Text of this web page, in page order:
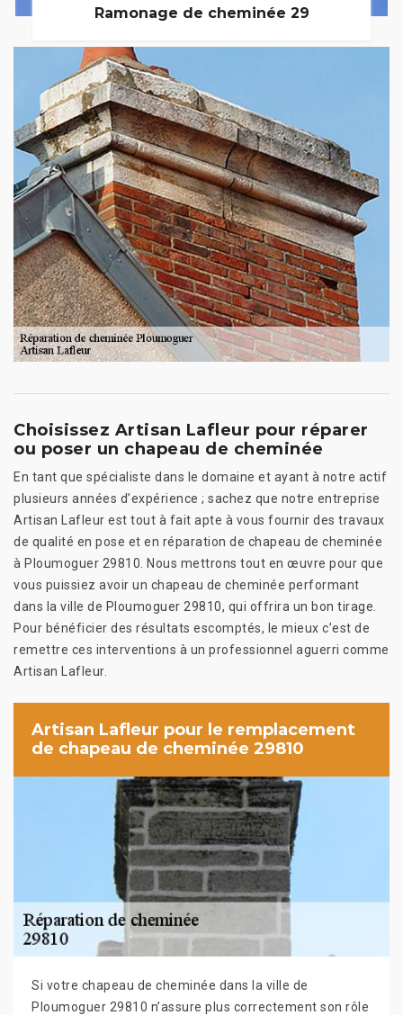
Ramonage de cheminée 29
Choisissez Artisan Lafleur pour réparer
ou poser un chapeau de cheminée
En tant que spécialiste dans le domaine et ayant à notre actif
plusieurs années d’expérience ; sachez que notre entreprise
Artisan Lafleur est tout à fait apte à vous fournir des travaux
de qualité en pose et en réparation de chapeau de cheminée
à Ploumoguer 29810. Nous mettrons tout en œuvre pour que
vous puissiez avoir un chapeau de cheminée performant
dans la ville de Ploumoguer 29810, qui offrira un bon tirage.
Pour bénéficier des résultats escomptés, le mieux c’est de
remettre ces interventions à un professionnel aguerri comme
Artisan Lafleur.
Artisan Lafleur pour le remplacement
de chapeau de cheminée 29810
Si votre chapeau de cheminée dans la ville de
Ploumoguer 29810 n’assure plus correctement son rôle